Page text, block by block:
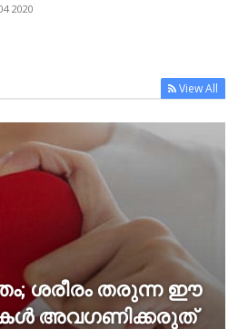
2020
View All
ശരീരം തരുന്ന ഈ
അവഗണിക്കരുത്